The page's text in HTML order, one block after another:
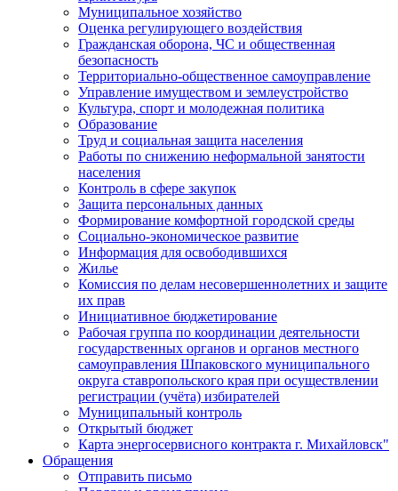
Муниципальное хозяйство
Оценка регулирующего воздействия
Гражданская оборона, ЧС и общественная
безопасность
Территориально-общественное самоуправление
Управление имуществом и землеустройство
Культура, спорт и молодежная политика
Образование
Труд и социальная защита населения
Работы по снижению неформальной занятости
населения
Контроль в сфере закупок
Защита персональных данных
Формирование комфортной городской среды
Социально-экономическое развитие
Информация для освободившихся
Жилье
Комиссия по делам несовершеннолетних и защите
их прав
Инициативное бюджетирование
Рабочая группа по координации деятельности
государственных органов и органов местного
самоуправления Шпаковского муниципального
округа ставропольского края при осуществлении
регистрации (учёта) избирателей
Муниципальный контроль
Открытый бюджет
Карта энергосервисного контракта г. Михайловск"
Обращения
Отправить письмо